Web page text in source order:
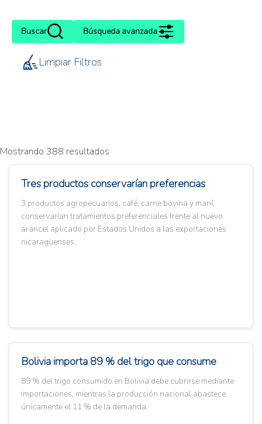
Buscar Búsqueda avanzada
Limpiar Filtros
Mostrando 388 resultados
Tres productos conservarían preferencias
3 productos agropecuarios, café, carne bovina y maní,
conservarían tratamientos preferenciales frente al nuevo
arancel aplicado por Estados Unidos a las exportaciones
nicaragüenses.
Bolivia importa 89 % del trigo que consume
89 % del trigo consumido en Bolivia debe cubrirse mediante
importaciones, mientras la producción nacional abastece
únicamente el 11 % de la demanda.